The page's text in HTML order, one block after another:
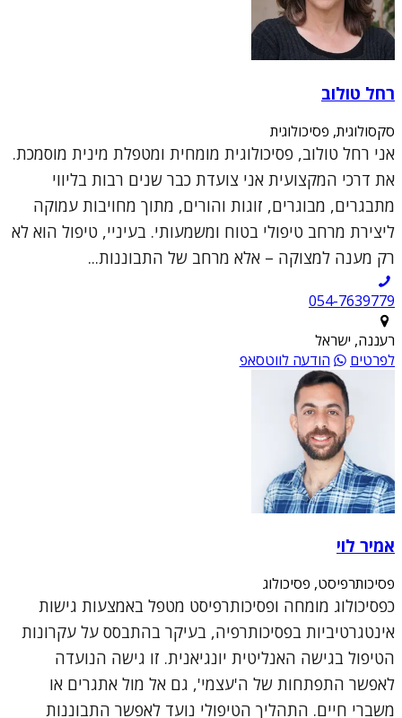
רחל טולוב
סקסולוגית, פסיכולוגית
אני רחל טולוב, פסיכולוגית מומחית ומטפלת מינית מוסמכת.
את דרכי המקצועית אני צועדת כבר שנים רבות בליווי
מתבגרים, מבוגרים, זוגות והורים, מתוך מחויבות עמוקה
ליצירת מרחב טיפולי בטוח ומשמעותי. בעיניי, טיפול הוא לא
רק מענה למצוקה – אלא מרחב של התבוננות...
054-7639779
רעננה, ישראל
לפרטים
הודעה לווטסאפ
אמיר לוי
פסיכותרפיסט, פסיכולוג
כפסיכולוג מומחה ופסיכותרפיסט מטפל באמצעות גישות
אינטגרטיביות בפסיכותרפיה, בעיקר בהתבסס על עקרונות
הטיפול בגישה האנליטית יונגיאנית. זו גישה הנועדה
לאפשר התפתחות של ה'עצמי', גם אל מול אתגרים או
משברי חיים. התהליך הטיפולי נועד לאפשר התבוננות